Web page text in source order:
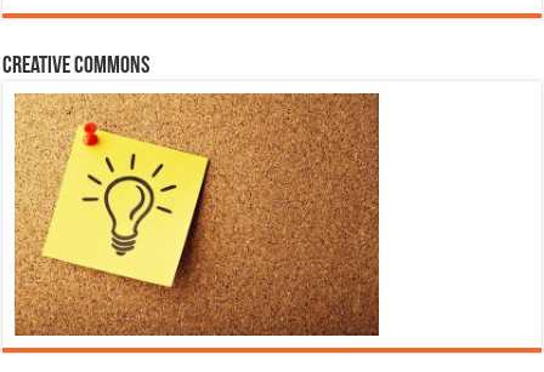
Creative Commons